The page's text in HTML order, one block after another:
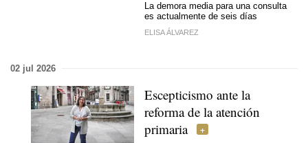
La demora media para una consulta
es actualmente de seis días
ELISA ÁLVAREZ
02 jul 2026
Escepticismo ante la
reforma de la atención
primaria